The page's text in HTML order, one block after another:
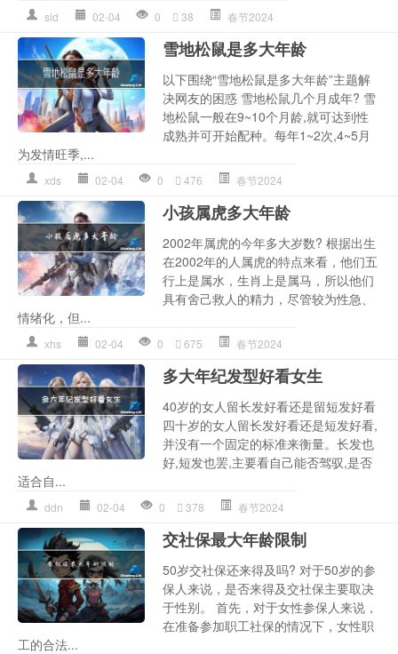
sld 02-04 0 38 春节2024
雪地松鼠是多大年龄
以下围绕“雪地松鼠是多大年龄”主题解
决网友的困惑 雪地松鼠几个月成年? 雪
地松鼠一般在9~10个月龄,就可达到性
成熟并可开始配种。每年1~2次,4~5月
为发情旺季,...
xds 02-04 0 476 春节2024
小孩属虎多大年龄
2002年属虎的今年多大岁数? 根据出生
在2002年的人属虎的特点来看，他们五
行上是属水，生肖上是属马，所以他们
具有舍己救人的精力，尽管较为性急、
情绪化，但...
xhs 02-04 0 675 春节2024
多大年纪发型好看女生
40岁的女人留长发好看还是留短发好看
四十岁的女人留长发好看还是短发好看,
并没有一个固定的标准来衡量。长发也
好,短发也罢,主要看自己能否驾驭,是否
适合自...
ddn 02-04 0 378 春节2024
交社保最大年龄限制
50岁交社保还来得及吗? 对于50岁的参
保人来说，是否来得及交社保主要取决
于性别。 首先，对于女性参保人来说，
在准备参加职工社保的情况下，女性职
工的合法...